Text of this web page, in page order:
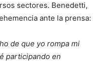
sectores. Benedetti,
ante la prensa:
de que yo rompa mi
participando en